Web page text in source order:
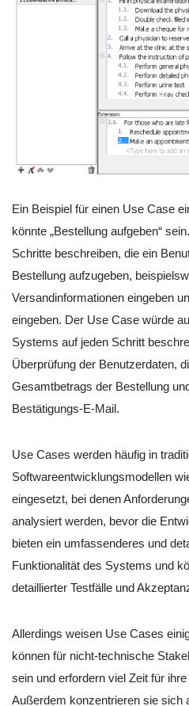
Ein Beispiel für einen Use Case
könnte „Bestellung aufgeben“
Schritte beschreiben, die ein
Bestellung aufzugeben,
Versandinformationen eingeben
eingeben. Der Use Case würde
Systems auf jeden Schritt
Überprüfung der Benutzerdaten,
Gesamtbetrags der Bestellung
Bestätigungs-E-Mail.
Use Cases werden häufig in
Softwareentwicklungsmodellen
eingesetzt, bei denen
analysiert werden, bevor die
bieten ein umfassenderes und
Funktionalität des Systems und
detaillierter Testfälle und
Allerdings weisen Use Cases
können für nicht-technische
sein und erfordern viel Zeit für
Außerdem konzentrieren sie sich